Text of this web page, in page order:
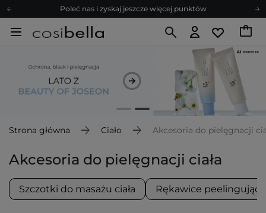
Zapisz się na newsletter pełen porad
Bezpłatne konsultacje kosmetologiczne
Z nami to możliwe! Realizacja zamówienia do 24h.
Poleć nas i zyskaj jeszcze więcej punktów
Zapisz się na newsletter pełen porad
Strona główna Ciało Akcesoria do pielęgnacji
Akcesoria do pielęgnacji ciała
Szczotki do masażu ciała Rękawice peelingujące